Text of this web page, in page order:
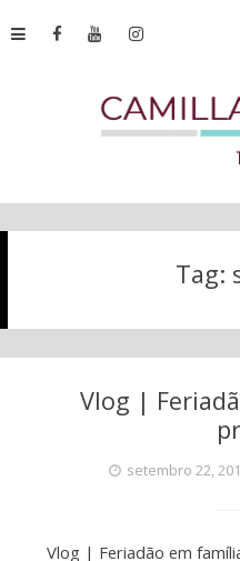
Tag:
Vlog |
setembro 22,
Vlog | Feriadão em